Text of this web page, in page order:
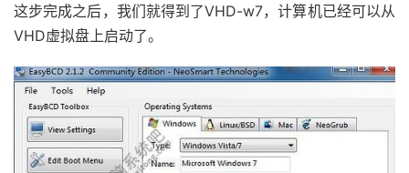
这步完成之后，我们就得到了VHD-w7，计算机已经可以从
VHD虚拟盘上启动了。